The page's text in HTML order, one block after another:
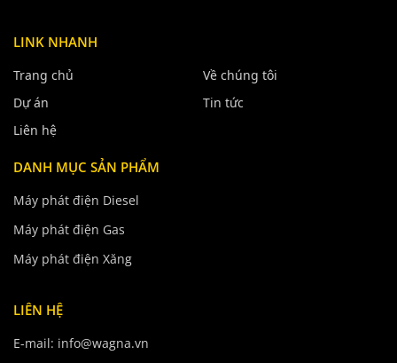
LINK NHANH
Trang chủ
Về chúng tôi
Dự án
Tin tức
Liên hệ
DANH MỤC SẢN PHẨM
Máy phát điện Diesel
Máy phát điện Gas
Máy phát điện Xăng
LIÊN HỆ
E-mail: info@wagna.vn